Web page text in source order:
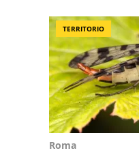
TERRITORIO
Roma